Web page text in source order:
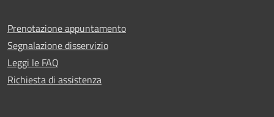
Prenotazione appuntamento
Segnalazione disservizio
Leggi le FAQ
Richiesta di assistenza